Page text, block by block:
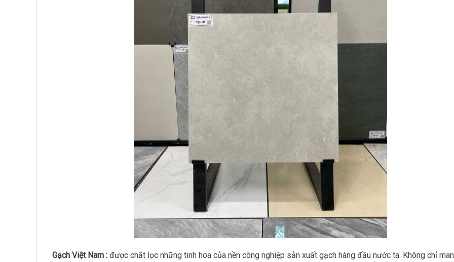
Gạch Việt Nam : được chắt lọc những tinh hoa của nền công nghiệp sản xuất gạch hàng đầu nước ta. Không chỉ